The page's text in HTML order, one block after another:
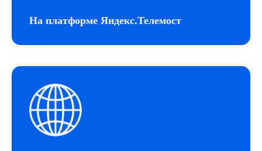
На платформе Яндекс.Телемост